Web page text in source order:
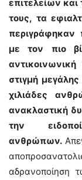
επιτελείων
τους, τα
περιγράφηκαν
με τον πιο
στιγμή
χιλιάδες
ανακλαστική
την
ανθρώπων.
αδρανοποίηση